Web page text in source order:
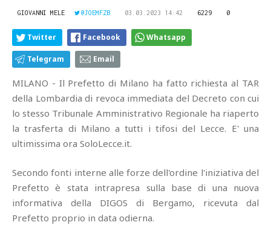
GIOVANNI MELE @JOEMFZB 03.03.2023 14:42 6229 0
Twitter Facebook Whatsapp
Telegram Email
MILANO - Il Prefetto di Milano ha fatto richiesta al TAR
della Lombardia di revoca immediata del Decreto con cui
lo stesso Tribunale Amministrativo Regionale ha riaperto
la trasferta di Milano a tutti i tifosi del Lecce. E' una
ultimissima ora SoloLecce.it.
Secondo fonti interne alle forze dell'ordine l'iniziativa del
Prefetto è stata intrapresa sulla base di una nuova
informativa della DIGOS di Bergamo, ricevuta dal
Prefetto proprio in data odierna.